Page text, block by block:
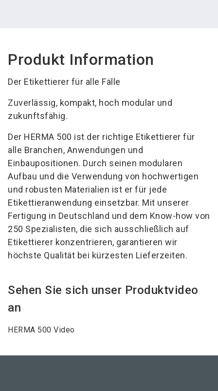
Produkt Information
Der Etikettierer für alle Fälle
Zuverlässig, kompakt, hoch modular und
zukunftsfähig.
Der HERMA 500 ist der richtige Etikettierer für
alle Branchen, Anwendungen und
Einbaupositionen. Durch seinen modularen
Aufbau und die Verwendung von hochwertigen
und robusten Materialien ist er für jede
Etikettieranwendung einsetzbar. Mit unserer
Fertigung in Deutschland und dem Know-how von
250 Spezialisten, die sich ausschließlich auf
Etikettierer konzentrieren, garantieren wir
höchste Qualität bei kürzesten Lieferzeiten.
Sehen Sie sich unser Produktvideo
an
HERMA 500 Video